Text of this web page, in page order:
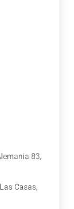
83,
Casas,